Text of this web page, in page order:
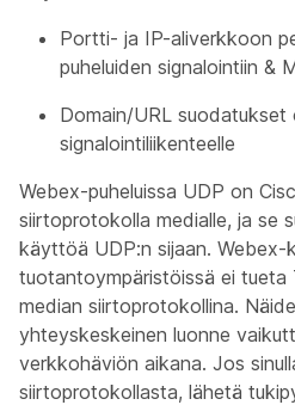
Portti- ja IP-aliverkkoon
puheluiden signalointiin &
Domain/URL
signalointiliikenteelle
Webex-puheluissa UDP on
siirtoprotokolla medialle, ja se
käyttöä UDP:n sijaan. Webex-
tuotantoympäristöissä ei tueta
median siirtoprotokollina.
yhteyskeskeinen luonne
verkkohäviön aikana. Jos
siirtoprotokollasta, lähetä